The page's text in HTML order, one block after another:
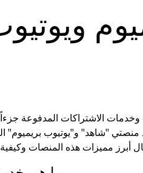
الاشتراكات المدفوعة
منصتي "شاهد" و"يوتيوب
مميزات هذه المنصات